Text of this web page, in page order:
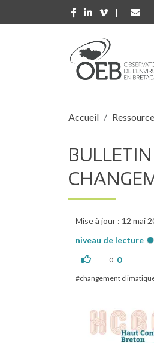
Aller au contenu principal
Fil d'Ariane
Accueil
Mise à jour : 12 mai
niveau de lecture
0 0
changement